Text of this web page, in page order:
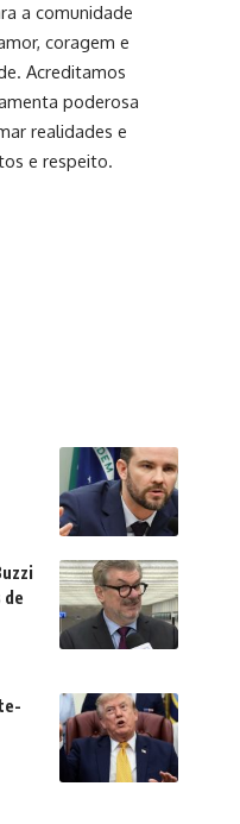
a comunidade
coragem e
Acreditamos
poderosa
realidades e
e respeito.
de